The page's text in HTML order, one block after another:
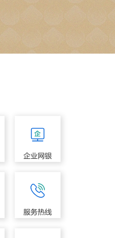
企业网银
服务热线